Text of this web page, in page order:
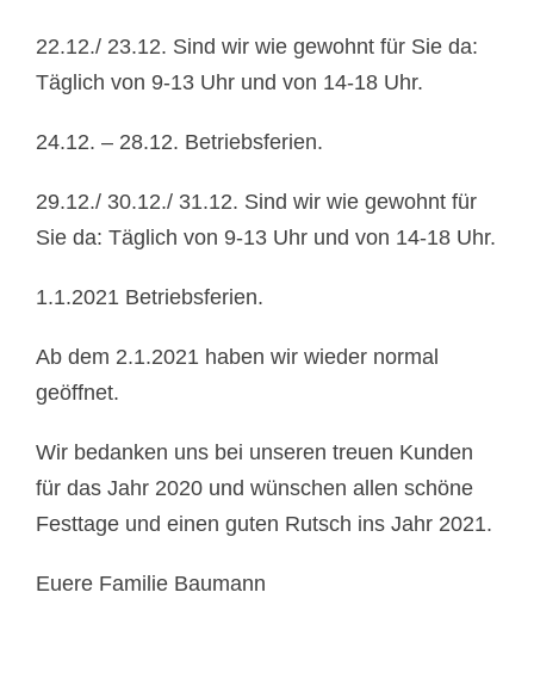
22.12./ 23.12. Sind wir wie gewohnt für Sie da:
Täglich von 9-13 Uhr und von 14-18 Uhr.
24.12. – 28.12. Betriebsferien.
29.12./ 30.12./ 31.12. Sind wir wie gewohnt für
Sie da: Täglich von 9-13 Uhr und von 14-18 Uhr.
1.1.2021 Betriebsferien.
Ab dem 2.1.2021 haben wir wieder normal
geöffnet.
Wir bedanken uns bei unseren treuen Kunden
für das Jahr 2020 und wünschen allen schöne
Festtage und einen guten Rutsch ins Jahr 2021.
Euere Familie Baumann